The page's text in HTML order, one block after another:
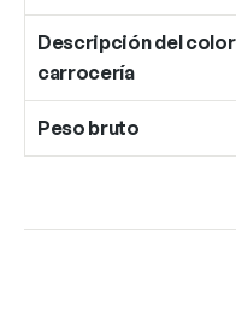
Descripción del color
carrocería
Peso bruto